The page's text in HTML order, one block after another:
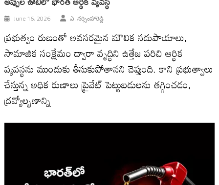
June 16, 2026 ఎ. నర్సింహారెడ్డి
ప్రభుత్వం రుణంతో అవసరమైన మౌలిక సదుపాయాలు,
సామాజిక సంక్షేమం ద్వారా వృద్ధిని ఉత్తేజ పరిచి ఆర్థిక
వ్యవస్థను ముందుకు తీసుకుపోతాన‌ని చెప్తుంది. కాని ప్ర‌భుత్వాలు
చేస్తున్న‌ అధిక రుణాలు ప్రైవేట్ పెట్టుబడులను తగ్గించడం,
ద్రవ్యోల్బణాన్ని